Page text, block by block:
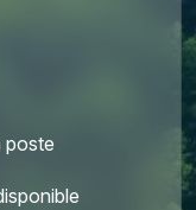
poste